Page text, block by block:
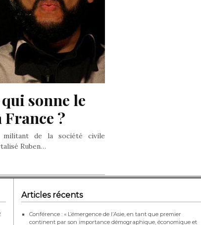
sonne le
France ?
militant de la société civile
Ruben…
Articles récents
Conférence : « L’émergence de l’Asie, en tant que premier
continent par son importance démographique, économique et